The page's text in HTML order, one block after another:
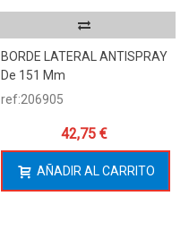
BORDE LATERAL ANTISPRAY
De 151 Mm
ref:206905
42,75 €
AÑADIR AL CARRITO